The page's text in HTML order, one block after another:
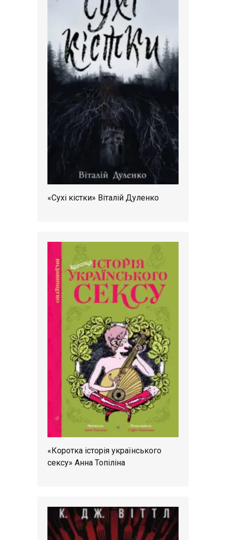
«Сухі кістки» Віталій Дуленко
«Коротка історія українського
сексу» Анна Топіліна